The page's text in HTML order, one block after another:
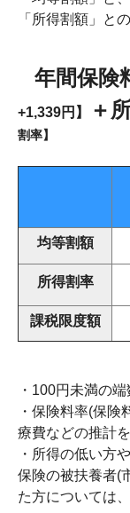
「所得割額」と
年間保険
+1,339円 】 ＋
割率】
均等割額
所得割率
課税限度額
・100円未満の
・保険料率(保
療費などの推計
・所得の低い方
保険の被扶養者(
た方については